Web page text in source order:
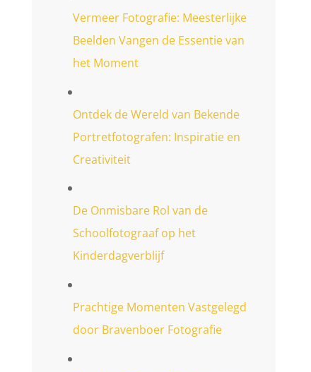
Vermeer Fotografie: Meesterlijke
Beelden Vangen de Essentie van
het Moment
Ontdek de Wereld van Bekende
Portretfotografen: Inspiratie en
Creativiteit
De Onmisbare Rol van de
Schoolfotograaf op het
Kinderdagverblijf
Prachtige Momenten Vastgelegd
door Bravenboer Fotografie